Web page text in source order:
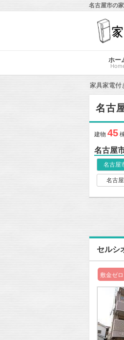
名古屋市の
ホー
家具家電付
名古
建物 45
名古屋
名古屋
名古
セルシ
敷金ゼロ